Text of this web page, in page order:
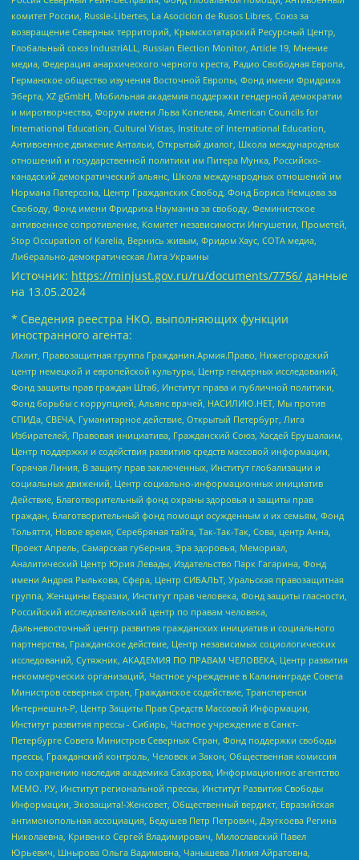
комитет России, Russie-Libertes, La Asocicion de Rusos Libres, Союз за
возвращение Северных территорий, Крымскотатарский Ресурсный Центр,
Глобальный союз IndustriALL, Russian Election Monitor, Article 19, Мнение
медиа, Федерация анархического черного креста, Радио Свободная Европа,
Германское общество изучения Восточной Европы, Фонд имени Фридриха
Эберта, XZ gGmbH, Мобильная академия поддержки гендерной демократии
и миротворчества, Форум имени Льва Копелева, American Councils for
International Education, Cultural Vistas, Institute of International Education,
Антивоенное движение Антальи, Открытый диалог, Школа международных
отношений и государственной политики им Питера Мунка, Российско-
канадский демократический альянс, Школа международных отношений им
Нормана Патерсона, Центр Гражданских Свобод, Фонд Бориса Немцова за
Свободу, Фонд имени Фридриха Науманна за свободу, Феминистское
антивоенное сопротивление, Комитет независимости Ингушетии, Прометей,
Stop Occupation of Karelia, Вернись живым, Фридом Хаус, СОТА медиа,
Либерально-демократическая Лига Украины
Источник: https://minjust.gov.ru/ru/documents/7756/ данные
на 13.05.2024
* Сведения реестра НКО, выполняющих функции
иностранного агента:
Лилит, Правозащитная группа Гражданин.Армия.Право, Нижегородский
центр немецкой и европейской культуры, Центр гендерных исследований,
Фонд защиты прав граждан Штаб, Институт права и публичной политики,
Фонд борьбы с коррупцией, Альянс врачей, НАСИЛИЮ.НЕТ, Мы против
СПИДа, СВЕЧА, Гуманитарное действие, Открытый Петербург, Лига
Избирателей, Правовая инициатива, Гражданский Союз, Хасдей Ерушалаим,
Центр поддержки и содействия развитию средств массовой информации,
Горячая Линия, В защиту прав заключенных, Институт глобализации и
социальных движений, Центр социально-информационных инициатив
Действие, Благотворительный фонд охраны здоровья и защиты прав
граждан, Благотворительный фонд помощи осужденным и их семьям, Фонд
Тольятти, Новое время, Серебряная тайга, Так-Так-Так, Сова, центр Анна,
Проект Апрель, Самарская губерния, Эра здоровья, Мемориал,
Аналитический Центр Юрия Левады, Издательство Парк Гагарина, Фонд
имени Андрея Рылькова, Сфера, Центр СИБАЛЬТ, Уральская правозащитная
группа, Женщины Евразии, Институт прав человека, Фонд защиты гласности,
Российский исследовательский центр по правам человека,
Дальневосточный центр развития гражданских инициатив и социального
партнерства, Гражданское действие, Центр независимых социологических
исследований, Сутяжник, АКАДЕМИЯ ПО ПРАВАМ ЧЕЛОВЕКА, Центр развития
некоммерческих организаций, Частное учреждение в Калининграде Совета
Министров северных стран, Гражданское содействие, Трансперенси
Интернешнл-Р, Центр Защиты Прав Средств Массовой Информации,
Институт развития прессы - Сибирь, Частное учреждение в Санкт-
Петербурге Совета Министров Северных Стран, Фонд поддержки свободы
прессы, Гражданский контроль, Человек и Закон, Общественная комиссия
по сохранению наследия академика Сахарова, Информационное агентство
МЕМО. РУ, Институт региональной прессы, Институт Развития Свободы
Информации, Экозащита!-Женсовет, Общественный вердикт, Евразийская
антимонопольная ассоциация, Бедушев Петр Петрович, Дзугкоева Регина
Николаевна, Кривенко Сергей Владимирович, Милославский Павел
Юрьевич, Шнырова Ольга Вадимовна, Чанышева Лилия Айратовна,